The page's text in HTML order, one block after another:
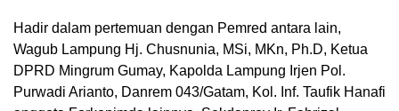
Hadir dalam pertemuan dengan Pemred antara lain,
Wagub Lampung Hj. Chusnunia, MSi, MKn, Ph.D, Ketua
DPRD Mingrum Gumay, Kapolda Lampung Irjen Pol.
Purwadi Arianto, Danrem 043/Gatam, Kol. Inf. Taufik Hanafi